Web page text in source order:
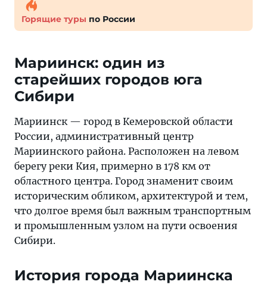
Горящие туры по России
Мариинск: один из
старейших городов юга
Сибири
Мариинск — город в Кемеровской области
России, административный центр
Мариинского района. Расположен на левом
берегу реки Кия, примерно в 178 км от
областного центра. Город знаменит своим
историческим обликом, архитектурой и тем,
что долгое время был важным транспортным
и промышленным узлом на пути освоения
Сибири.
История города Мариинска